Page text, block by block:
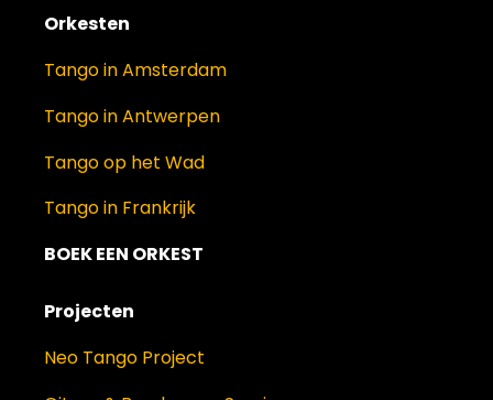
Orkesten
Tango in Amsterdam
Tango in Antwerpen
Tango op het Wad
Tango in Frankrijk
BOEK EEN ORKEST
Projecten
Neo Tango Project